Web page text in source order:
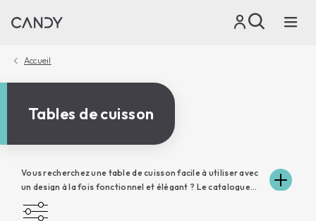
Accueil
Tables de cuisson
Vous recherchez une table de cuisson facile à utiliser avec
un design à la fois fonctionnel et élégant ? Le catalogue
Candy propose différents modèles pour répondre à tous
vos besoins. La plaque de cuisson à gaz, par exemple,